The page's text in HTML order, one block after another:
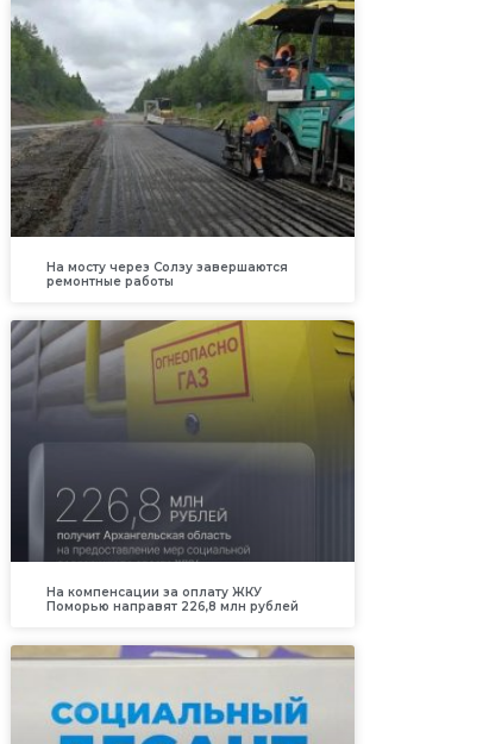
На мосту через Солзу завершаются
ремонтные работы
На компенсации за оплату ЖКУ
Поморью направят 226,8 млн рублей